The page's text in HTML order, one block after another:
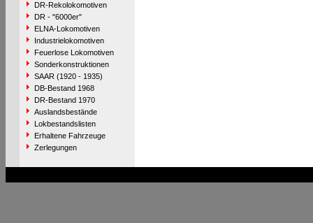
DR-Rekolokomotiven
DR - "6000er"
ELNA-Lokomotiven
Industrielokomotiven
Feuerlose Lokomotiven
Sonderkonstruktionen
SAAR (1920 - 1935)
DB-Bestand 1968
DR-Bestand 1970
Auslandsbestände
Lokbestandslisten
Erhaltene Fahrzeuge
Zerlegungen